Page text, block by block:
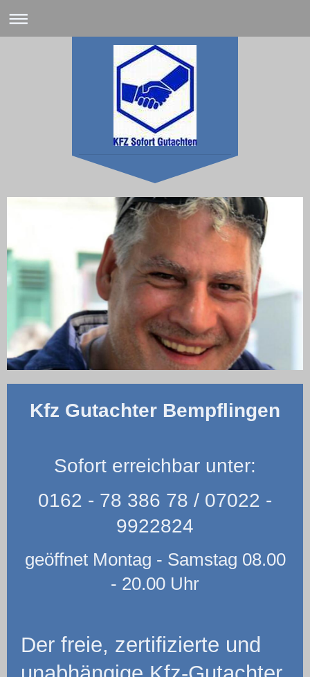
Kfz Gutachter Bempflingen
Sofort erreichbar unter:
0162 - 78 386 78 / 07022 -
9922824
geöffnet Montag - Samstag 08.00
- 20.00 Uhr
Der freie, zertifizierte und